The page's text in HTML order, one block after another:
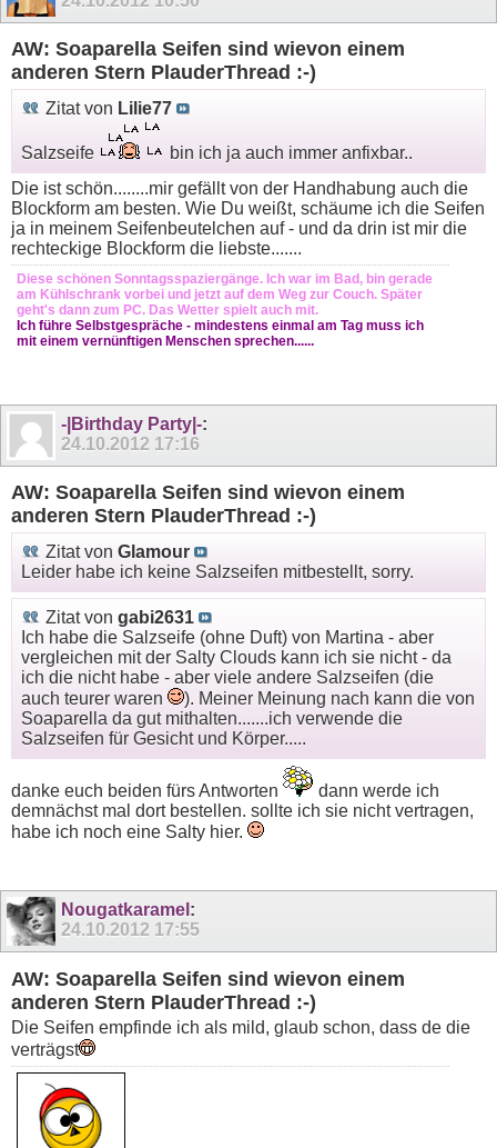
AW: Soaparella Seifen sind wievon einem
anderen Stern PlauderThread :-)
Zitat von Lilie77
Salzseife
bin ich ja auch immer anfixbar..
Die ist schön........mir gefällt von der Handhabung auch die
Blockform am besten. Wie Du weißt, schäume ich die Seifen
ja in meinem Seifenbeutelchen auf - und da drin ist mir die
rechteckige Blockform die liebste.......
Diese schönen Sonntagsspaziergänge. Ich war im Bad, bin gerade
am Kühlschrank vorbei und jetzt auf dem Weg zur Couch. Später
geht's dann zum PC. Das Wetter spielt auch mit.
Ich führe Selbstgespräche - mindestens einmal am Tag muss ich
mit einem vernünftigen Menschen sprechen......
-|Birthday Party|-:
24.10.2012 17:16
AW: Soaparella Seifen sind wievon einem
anderen Stern PlauderThread :-)
Zitat von Glamour
Leider habe ich keine Salzseifen mitbestellt, sorry.
Zitat von gabi2631
Ich habe die Salzseife (ohne Duft) von Martina - aber
vergleichen mit der Salty Clouds kann ich sie nicht - da
ich die nicht habe - aber viele andere Salzseifen (die
auch teurer waren
). Meiner Meinung nach kann die von
Soaparella da gut mithalten.......ich verwende die
Salzseifen für Gesicht und Körper.....
danke euch beiden fürs Antworten
dann werde ich
demnächst mal dort bestellen. sollte ich sie nicht vertragen,
habe ich noch eine Salty hier.
Nougatkaramel :
24.10.2012 17:55
AW: Soaparella Seifen sind wievon einem
anderen Stern PlauderThread :-)
Die Seifen empfinde ich als mild, glaub schon, dass de die
verträgst